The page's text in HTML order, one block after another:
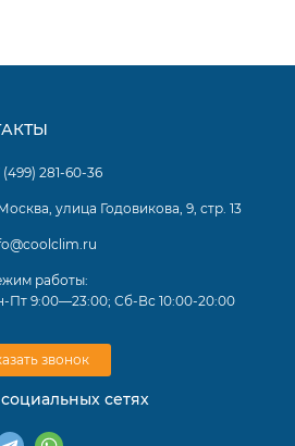
(499) 281-60-36
улица Годовикова, 9, стр. 13
работы:
Пт 9:00—23:00; Сб-Вс 10:00-20:00
звонок
сетях